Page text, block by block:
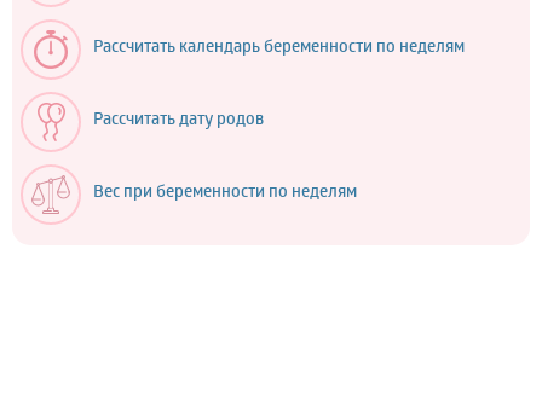
Рассчитать календарь беременности по неделям
Рассчитать дату родов
Вес при беременности по неделям